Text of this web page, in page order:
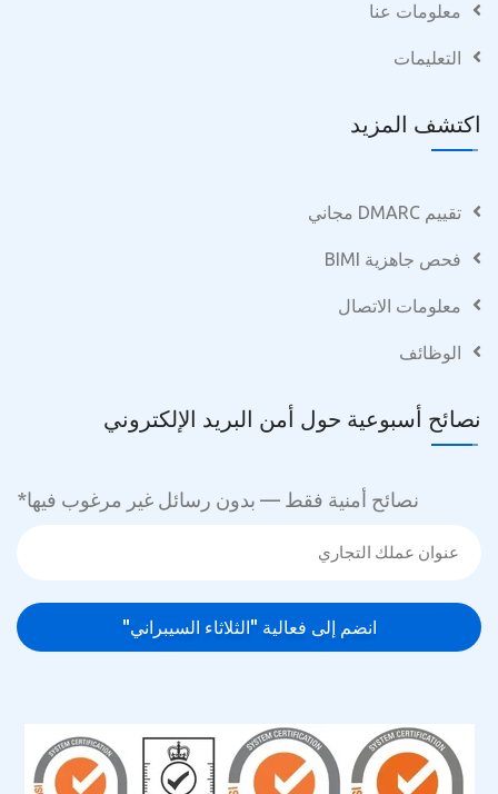
معلومات عنا
التعليمات
اكتشف المزيد
تقييم DMARC مجاني
فحص جاهزية BIMI
معلومات الاتصال
الوظائف
نصائح أسبوعية حول أمن البريد الإلكتروني
نصائح أمنية فقط — بدون رسائل غير مرغوب فيها*